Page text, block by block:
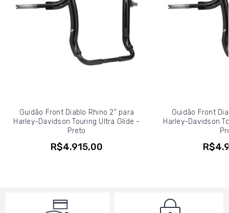
Guidão Front Diablo Rhino 2" para
Harley-Davidson Touring Ultra Glide -
Preto
R$4.915,00
Guidão Front
Harley-Davidson